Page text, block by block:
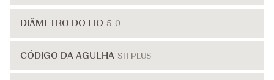
DIÂMETRO DO FIO 5-0
CÓDIGO DA AGULHA SH PLUS